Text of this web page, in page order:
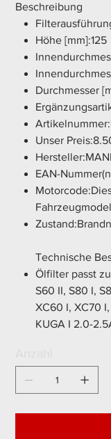
Beschreibung
Höhe [mm]:125
Durchmesser
Unser
EAN-
Technische
Ölfilter passt
S60 II, S80 I,
XC60 I, XC70
KUGA I 2.0-